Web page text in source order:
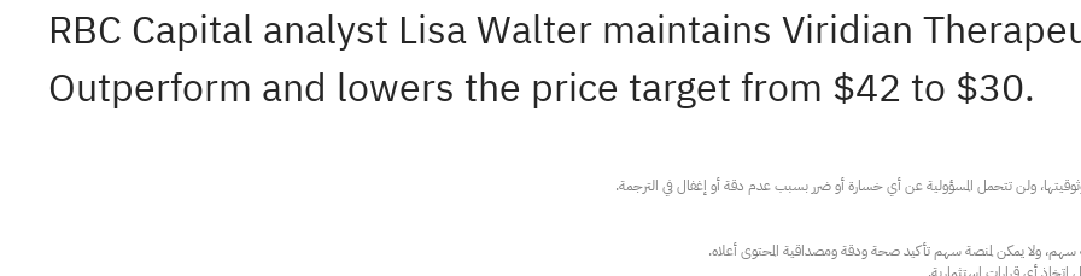
RBC Capital analyst Lisa Walter maintains Viridian
Outperform and lowers the price target from $42 to $30.